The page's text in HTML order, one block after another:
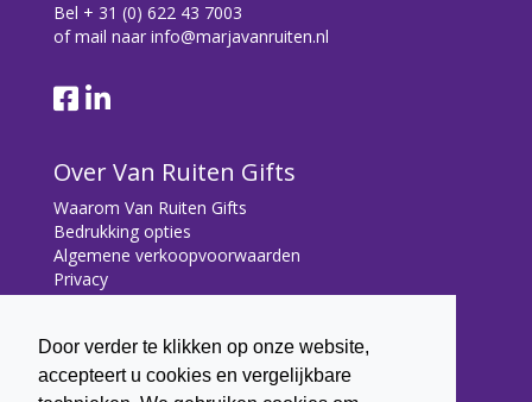
Door verder te klikken op onze website,
accepteert u cookies en vergelijkbare
Bel + 31 (0) 622 43 7003
of mail naar info@marjavanruiten.nl
Over Van Ruiten Gifts
Waarom Van Ruiten Gifts
Bedrukking opties
Algemene verkoopvoorwaarden
Privacy
Contact
Contact